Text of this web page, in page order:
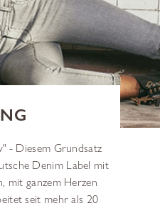
- Diesem Grundsatz
Denim Label mit
mit ganzem Herzen
seit mehr als 20